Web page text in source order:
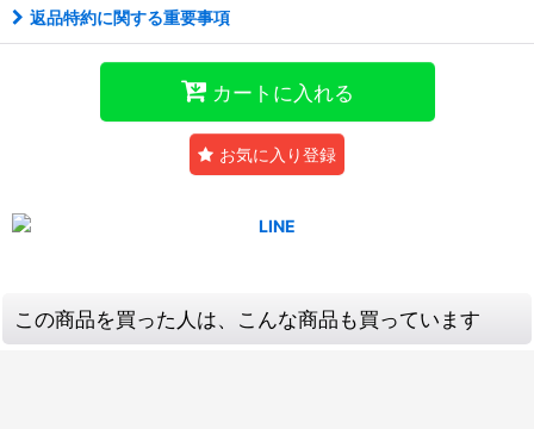
返品特約に関する重要事項
カートに入れる
お気に入り登録
この商品を買った人は、こんな商品も買っています